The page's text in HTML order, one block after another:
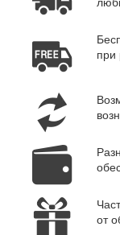
при
от